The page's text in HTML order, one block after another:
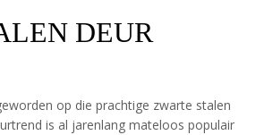
DEUR
op die prachtige zwarte stalen
is al jarenlang mateloos populair